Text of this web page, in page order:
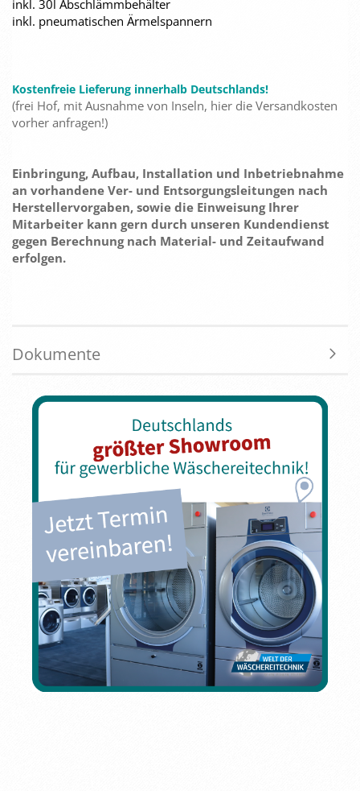
inkl. 30l Abschlämmbehälter
inkl. pneumatischen Ärmelspannern
Kostenfreie Lieferung innerhalb Deutschlands!
(frei Hof, mit Ausnahme von Inseln, hier die Versandkosten
vorher anfragen!)
Einbringung, Aufbau, Installation und Inbetriebnahme
an vorhandene Ver- und Entsorgungsleitungen nach
Herstellervorgaben, sowie die Einweisung Ihrer
Mitarbeiter kann gern durch unseren Kundendienst
gegen Berechnung nach Material- und Zeitaufwand
erfolgen.
Dokumente